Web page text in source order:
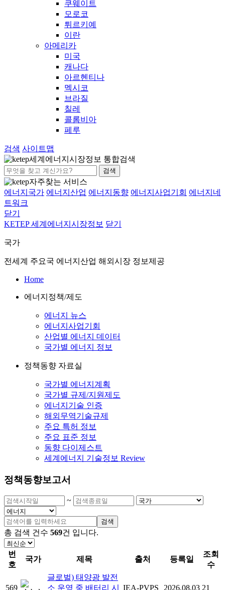
쿠웨이트
모로코
튀르키예
이란
아메리카
미국
캐나다
아르헨티나
멕시코
브라질
칠레
콜롬비아
페루
검색 사이트맵
세계에너지시장정보 통합검색
검색
자주찾는 서비스
에너지국가 에너지산업 에너지동향 에너지사업기회 에너지네
트워크
닫기
KETEP 세계에너지시장정보 닫기
국가
전세계 주요국 에너지산업 해외시장 정보제공
Home
에너지정책/제도
에너지 뉴스
에너지사업기회
산업별 에너지 데이터
국가별 에너지 정보
정책동향 자료실
국가별 에너지계획
국가별 규제/지원제도
에너지기술 인증
해외무역기술규제
주요 특허 정보
주요 표준 정보
동향 다이제스트
세계에너지 기술정보 Review
정책동향보고서
~
검색
총 검색 건수 569건 입니다.
번
호
국가 제목 출처 등록일
조회
수
569
글로벌) 태양광 발전
소 운영 중 배터리 시
IEA-PVPS 2026.08.03 21